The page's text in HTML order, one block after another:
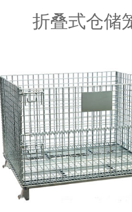
折叠式仓储